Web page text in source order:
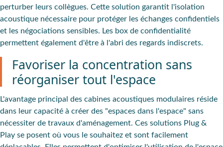
perturber leurs collègues. Cette solution garantit l'isolation
acoustique nécessaire pour protéger les échanges confidentiels
et les négociations sensibles. Les box de confidentialité
permettent également d'être à l'abri des regards indiscrets.
Favoriser la concentration sans
réorganiser tout l'espace
L'avantage principal des cabines acoustiques modulaires réside
dans leur capacité à créer des "espaces dans l'espace" sans
nécessiter de travaux d'aménagement. Ces solutions Plug &
Play se posent où vous le souhaitez et sont facilement